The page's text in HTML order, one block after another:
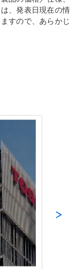
、発表日現在の情
すので、あらかじ